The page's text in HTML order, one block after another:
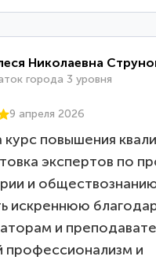
Николаевна
города 3 уровня
9 апреля 2026
повышения
экспертов по
и
искреннюю
и
профессионализм и